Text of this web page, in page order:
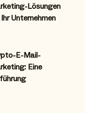
Lösungen
Unternehmen
E-Mail-
Eine